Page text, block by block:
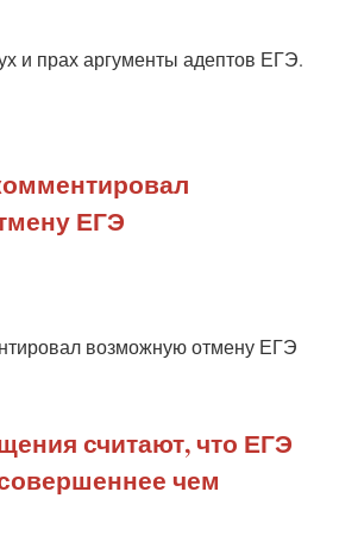
и прах аргументы адептов ЕГЭ.
ЕГЭ
возможную отмену ЕГЭ
считают, что ЕГЭ
чем